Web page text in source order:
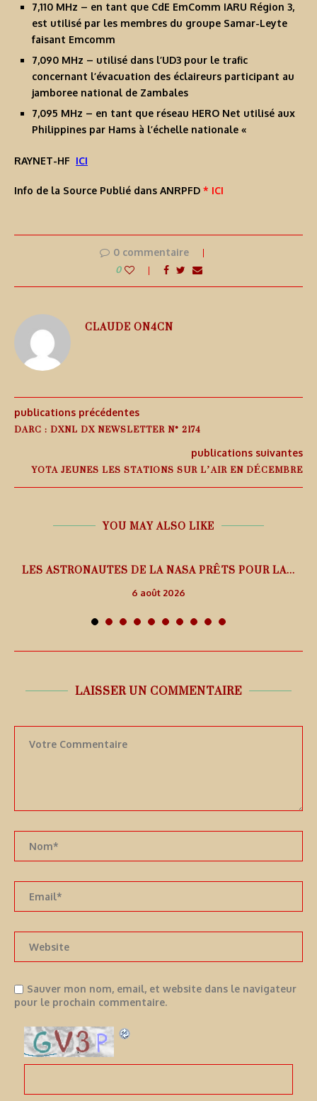
7,110 MHz – en tant que CdE EmComm IARU Région 3,
est utilisé par les membres du groupe Samar-Leyte
faisant Emcomm
7,090 MHz – utilisé dans l’UD3 pour le trafic
concernant l’évacuation des éclaireurs participant au
jamboree national de Zambales
7,095 MHz – en tant que réseau HERO Net utilisé aux
Philippines par Hams à l’échelle nationale «
RAYNET-HF ICI
Info de la Source Publié dans ANRPFD * ICI
0 commentaire
0
CLAUDE ON4CN
publications précédentes
DARC : DXNL DX NEWSLETTER N° 2174
publications suivantes
YOTA JEUNES LES STATIONS SUR L’AIR EN DÉCEMBRE
YOU MAY ALSO LIKE
LES ASTRONAUTES DE LA NASA PRÊTS POUR LA...
6 août 2026
LAISSER UN COMMENTAIRE
Sauver mon nom, email, et website dans le navigateur
pour le prochain commentaire.